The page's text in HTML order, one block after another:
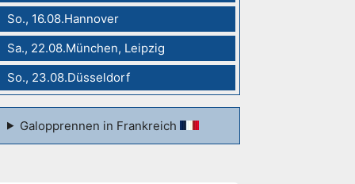
So., 16.08.Hannover
Sa., 22.08.München, Leipzig
So., 23.08.Düsseldorf
Galopprennen in Frankreich